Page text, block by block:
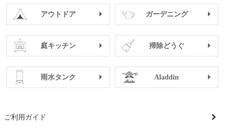
アウトドア ガーデニング
庭キッチン 掃除どうぐ
雨水タンク Aladdin
ご利用ガイド